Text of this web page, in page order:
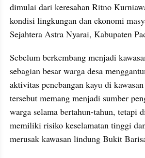
dimulai dari keresahan Ritno
kondisi lingkungan dan ekonomi
Sejahtera Astra Nyarai, Kabupaten
Sebelum berkembang menjadi
sebagian besar warga desa
aktivitas penebangan kayu di
tersebut memang menjadi sumber
warga selama bertahun-tahun, tetapi
memiliki risiko keselamatan tinggi
merusak kawasan lindung Bukit